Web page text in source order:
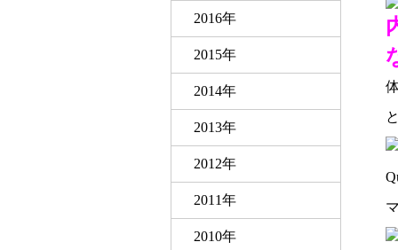
2016年
2015年
2014年
2013年
2012年
2011年
2010年